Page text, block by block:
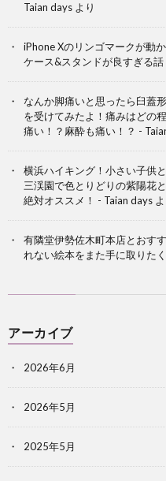
Taian days より
iPhone Xのリンゴマークが動
ケース&スタンドが良すぎる話
なんか脚痛いと思ったら臼蓋
を受けてみたよ！痛みはどの
痛い！？麻酔も痛い！？ -
横浜ハイキング！小さい子供
三渓園で色とりどりの紫陽花
絶対オススメ！ - Taian days
有隣堂伊勢佐木町本店とおす
れない絵本をまた手に取りた
アーカイブ
2026年6月
2026年5月
2025年5月